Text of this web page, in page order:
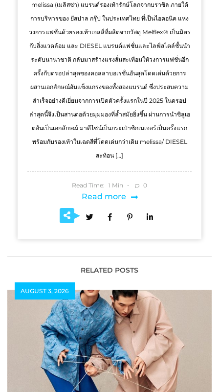
melissa (เมลิสซ่า) แบรนด์รองเท้ารักษ์โลกจากบราซิล ภายใต้
การบริหารของ ยัสปาล กรุ๊ป ในประเทศไทย ที่เป็นไอคอนิค แห่ง
วงการแฟชั่นด้วยรองเท้าเจลลี่ที่ผลิตจากวัสดุ Melflex® เป็นมิตร
กับสิ่งแวดล้อม และ DIESEL แบรนด์แฟชั่นและไลฟ์สไตล์ชั้นนำ
ระดับนานาชาติ กลับมาสร้างแรงสั่นสะเทือนให้วงการแฟชั่นอีก
ครั้งกับดรอปล่าสุดของคอลลาบอเรชั่นอันสุดโดดเด่นด้วยการ
ผสานเอกลักษณ์อันแข็งแกร่งของทั้งสองแบรนด์ ซึ่งประสบความ
สำเร็จอย่างดีเยี่ยมจากการเปิดตัวครั้งแรกในปี 2025 ในดรอป
ล่าสุดนี้จึงเป็นสานต่อด้วยมุมมองที่ล้ำสมัยยิ่งขึ้น ผ่านการนำซิลูเอ
ตอันเป็นเอกลักษณ์ มาดีไซน์เป็นกระเป๋าซิกเนเจอร์เป็นครั้งแรก
พร้อมกับรองเท้าในเฉดสีที่โดดเด่นกว่าเดิม melissa/ DIESEL
สะท้อน […]
Read Time: 1 Min 0
Read more
RELATED POSTS
AUGUST 3, 2026